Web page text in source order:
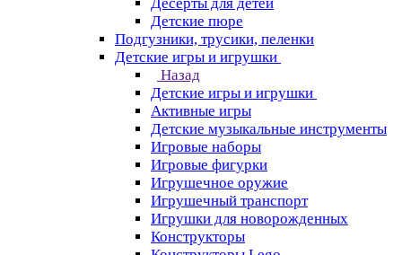
Детские пюре
Подгузники, трусики, пеленки
Детские игры и игрушки
Назад
Детские игры и игрушки
Активные игры
Детские музыкальные инструменты
Игровые наборы
Игровые фигурки
Игрушечное оружие
Игрушечный транспорт
Игрушки для новорожденных
Конструкторы